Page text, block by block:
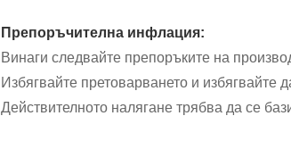
Препоръчителна инфлация:
Винаги следвайте препоръките на
Избягвайте претоварването и избягвайте
Действителното налягане трябва да се